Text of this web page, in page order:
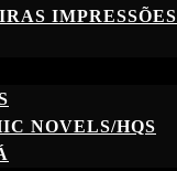
IMPRESSÕES
NOVELS/HQS